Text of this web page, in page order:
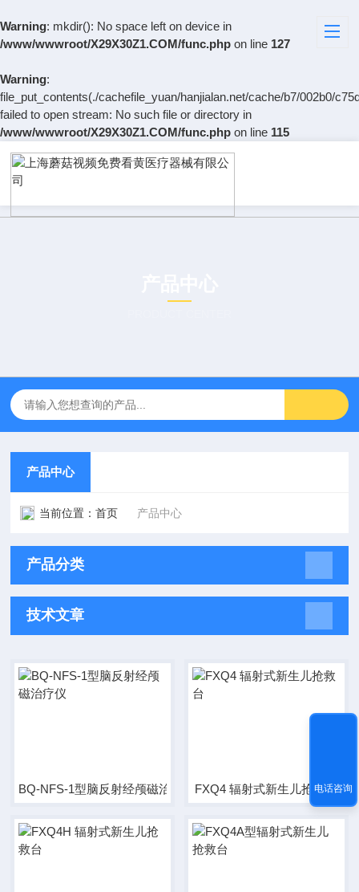
Warning: mkdir(): No space left on device in
/www/wwwroot/X29X30Z1.COM/func.php on line 127
Warning:
file_put_contents(./cachefile_yuan/hanjialan.net/cache/b7/002b0/
failed to open stream: No such file or directory in
/www/wwwroot/X29X30Z1.COM/func.php on line 115
产品中心
当前位置：首页 产品中心
产品分类
技术文章
BQ-NFS-1型脑反射经颅磁治疗仪 FXQ4 辐射式新生儿抢救台
电话咨询